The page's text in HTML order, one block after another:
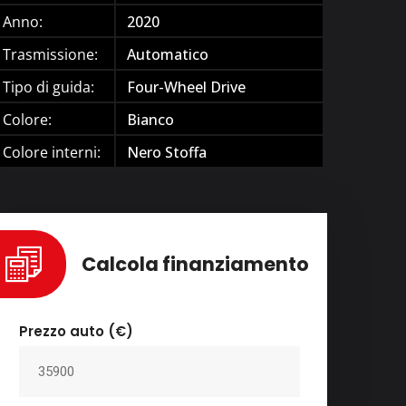
Anno:
2020
Trasmissione:
Automatico
Tipo di guida:
Four-Wheel Drive
Colore:
Bianco
Colore interni:
Nero Stoffa
Calcola finanziamento
Prezzo auto (€)